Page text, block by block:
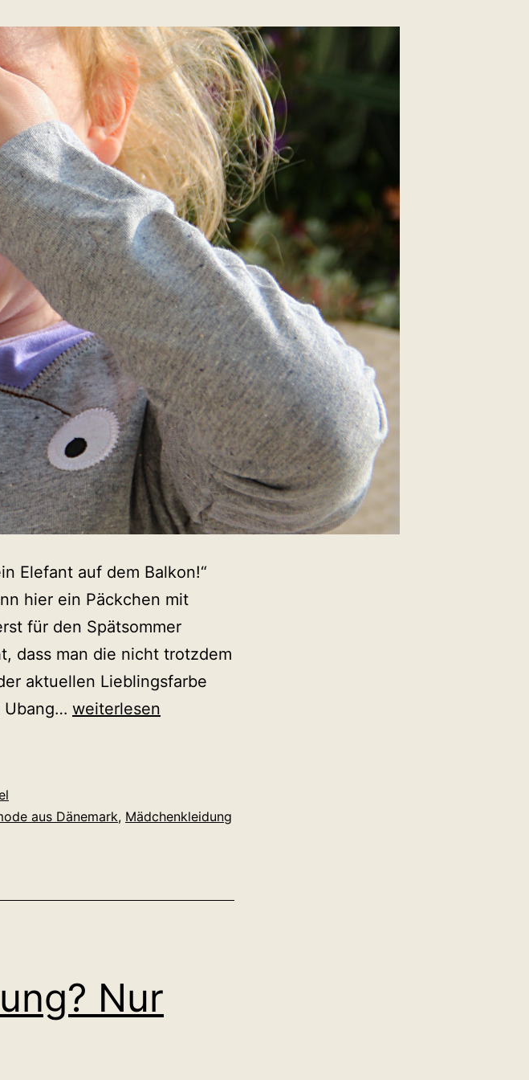
Elefant auf dem Balkon!“
hier ein Päckchen mit
für den Spätsommer
dass man die nicht trotzdem
aktuellen Lieblingsfarbe
Ubang… Ubang:
weiterlesen
aus Dänemark, Mädchenkleidung
Nur